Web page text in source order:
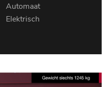
Automaat
Elektrisch